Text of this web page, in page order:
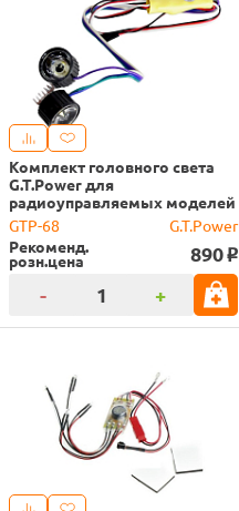
Комплект головного света
G.T.Power для
радиоуправляемых моделей
GTP-68
G.T.Power
Рекоменд.
розн.цена 890 o
- +